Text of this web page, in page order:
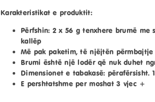
Karakteristikat e produktit:
Përfshin: 2 x 56 g tenxhere brumë
kallëp
Më pak paketim, të njëjtën përmbajtje
Brumi është një lodër që nuk duhet
Dimensionet e tabakasë: përafërsisht.
E pershtatshme per moshat 3 vjec +